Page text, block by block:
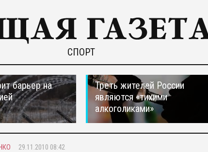
СПОРТ
барьер на
Треть жителей России
являются «тихими
алкоголиками»
29.11.2010 08:42